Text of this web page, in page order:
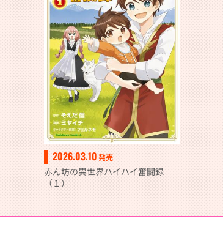
2026.03.10発売
赤ん坊の異世界ハイハイ奮闘録
（１）